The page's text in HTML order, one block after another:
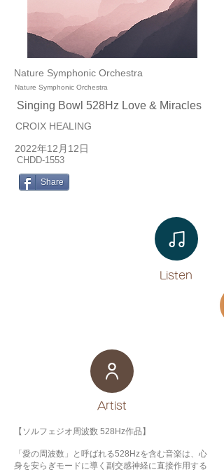
Nature Symphonic Orchestra
Nature Symphonic Orchestra
Singing Bowl 528Hz Love & Miracles
CROIX HEALING
2022年12月12日
CHDD-1553
Share
Listen​
​Artist
【ソルフェジオ周波数 528Hz作品】
「愛の周波数」と呼ばれる528Hzを含む音楽は、心
身を安らぎモードに導く副交感神経に直接作用する